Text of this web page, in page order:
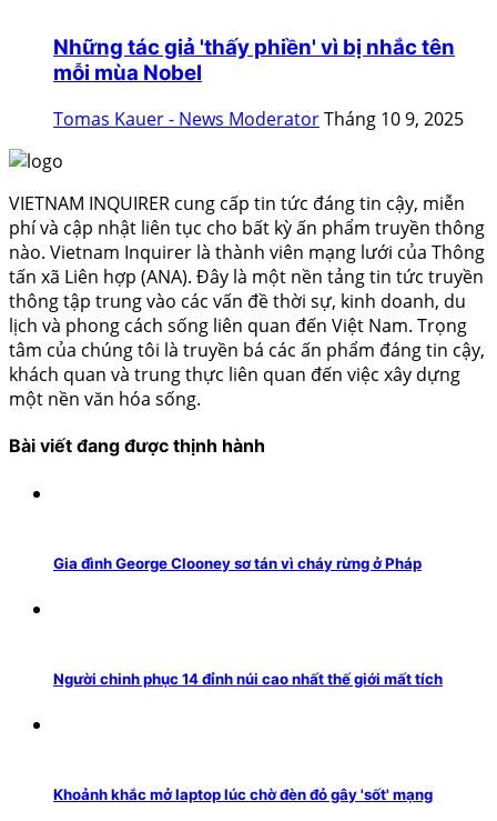
Những tác giả 'thấy phiền' vì bị nhắc tên
mỗi mùa Nobel
Tomas Kauer - News ModeratorTháng 10 9, 2025
VIETNAM INQUIRER cung cấp tin tức đáng tin cậy, miễn
phí và cập nhật liên tục cho bất kỳ ấn phẩm truyền thông
nào. Vietnam Inquirer là thành viên mạng lưới của Thông
tấn xã Liên hợp (ANA). Đây là một nền tảng tin tức truyền
thông tập trung vào các vấn đề thời sự, kinh doanh, du
lịch và phong cách sống liên quan đến Việt Nam. Trọng
tâm của chúng tôi là truyền bá các ấn phẩm đáng tin cậy,
khách quan và trung thực liên quan đến việc xây dựng
một nền văn hóa sống.
Bài viết đang được thịnh hành
Gia đình George Clooney sơ tán vì cháy rừng ở Pháp
Người chinh phục 14 đỉnh núi cao nhất thế giới mất tích
Khoảnh khắc mở laptop lúc chờ đèn đỏ gây 'sốt' mạng